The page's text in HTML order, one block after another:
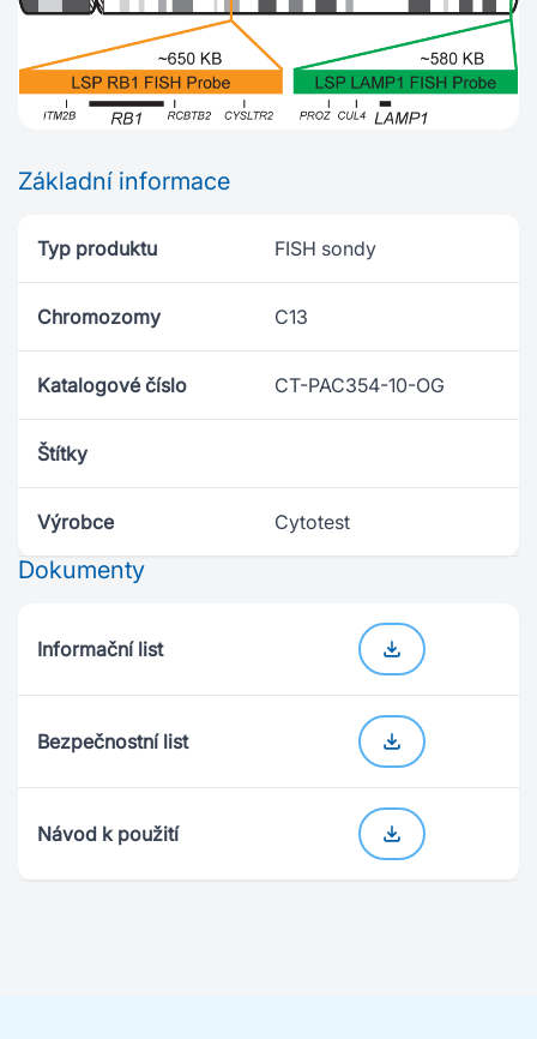
Základní informace
Typ produktu FISH sondy
Chromozomy C13
Katalogové číslo CT-PAC354-10-OG
Štítky
Výrobce Cytotest
Dokumenty
Informační list
Bezpečnostní list
Návod k použití